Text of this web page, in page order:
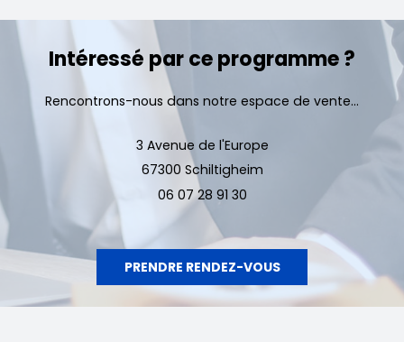
Intéressé par ce programme ?
Rencontrons-nous dans notre espace de vente...
3 Avenue de l'Europe
67300 Schiltigheim
06 07 28 91 30
PRENDRE RENDEZ-VOUS